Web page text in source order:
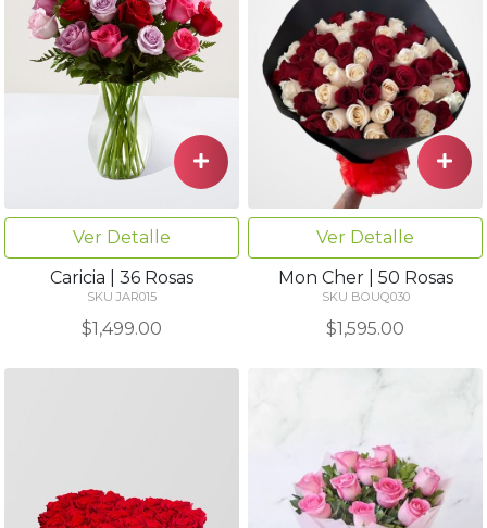
Ver Detalle
Caricia | 36 Rosas
SKU JAR015
$1,499.00
Ver Detalle
Mon Cher | 50 Rosas
SKU BOUQ030
$1,595.00